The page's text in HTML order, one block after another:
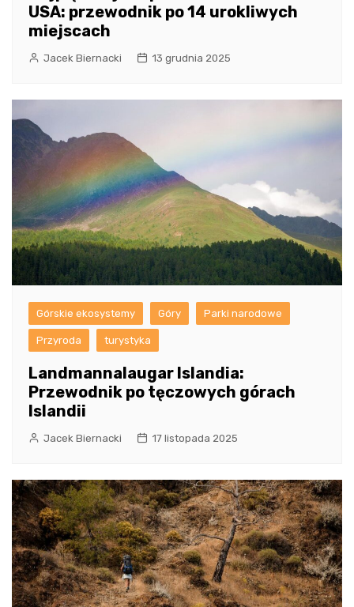
USA: przewodnik po 14 urokliwych
miejscach
Jacek Biernacki 13 grudnia 2025
Górskie ekosystemy Góry Parki narodowe
Przyroda turystyka
Landmannalaugar Islandia:
Przewodnik po tęczowych górach
Islandii
Jacek Biernacki 17 listopada 2025